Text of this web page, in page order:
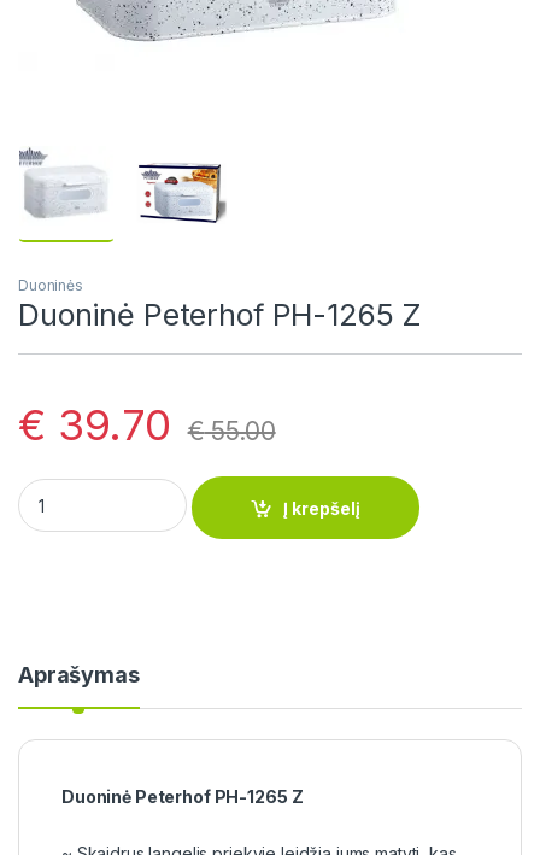
Duoninės
Duoninė Peterhof PH-1265 Z
€ 39.70 €55.00
Duoninė Peterhof PH-1265 Z quantity
Į krepšelį
Aprašymas
Duoninė Peterhof PH-1265 Z